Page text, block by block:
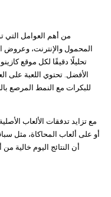
من أهم العوامل التي
المحمول والإنترنت، وعروض
تحليلًا دقيقًا لكل موقع
للبكرات مع النمط المرصع
مع تزايد تدفقات الألعاب
أن النتائج اليوم خالية